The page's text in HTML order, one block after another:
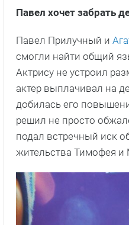
Павел хочет забрать
Павел Прилучный и
смогли найти общий
Актрису не устроил
актер выплачивал на
добилась его
решил не просто
подал встречный иск
жительства Тимофея и